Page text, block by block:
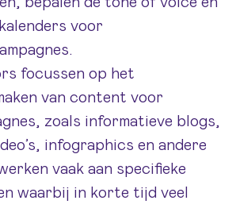
voor
focussen op het
van content voor
zoals informatieve blogs,
infographics en andere
vaak aan specifieke
waarbij in korte tijd veel